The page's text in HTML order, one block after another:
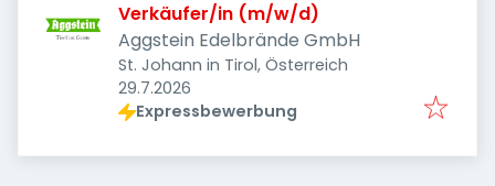
Verkäufer/in (m/w/d)
Aggstein Edelbrände GmbH
St. Johann in Tirol, Österreich
Veröffentlicht
29.7.2026
Expressbewerbung